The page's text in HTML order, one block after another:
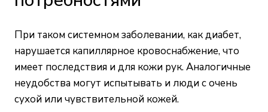
При таком системном заболевании, как диабет,
нарушается капиллярное кровоснабжение, что
имеет последствия и для кожи рук. Аналогичные
неудобства могут испытывать и люди с очень
сухой или чувствительной кожей.